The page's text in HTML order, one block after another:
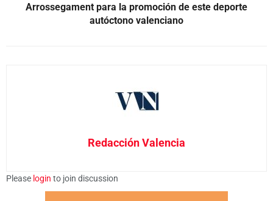
Arrossegament para la promoción de este deporte
autóctono valenciano
Redacción Valencia
Please login to join discussion